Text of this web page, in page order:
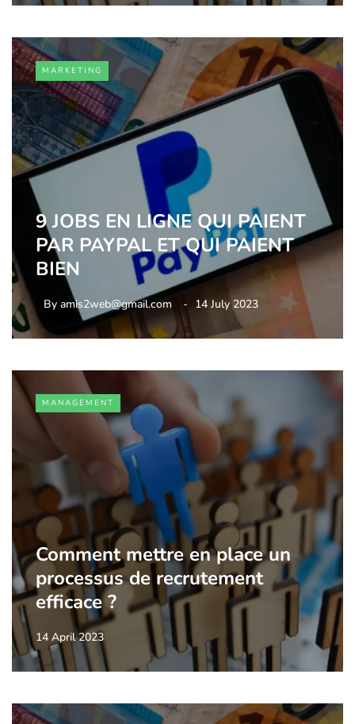
MARKETING
9 JOBS EN LIGNE QUI PAIENT
PAR PAYPAL ET QUI PAIENT
BIEN
By amis2web@gmail.com 14 July 2023
MANAGEMENT
Comment mettre en place un
processus de recrutement
efficace ?
14 April 2023